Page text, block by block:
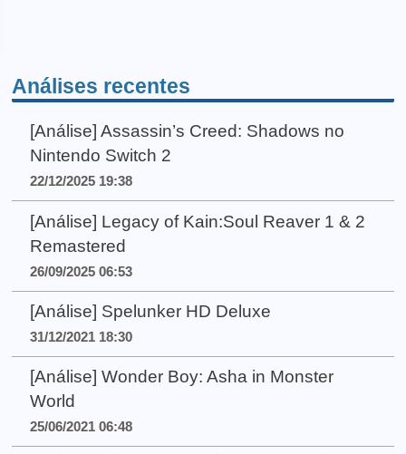
Análises recentes
[Análise] Assassin’s Creed: Shadows no
Nintendo Switch 2
22/12/2025 19:38
[Análise] Legacy of Kain:Soul Reaver 1 & 2
Remastered
26/09/2025 06:53
[Análise] Spelunker HD Deluxe
31/12/2021 18:30
[Análise] Wonder Boy: Asha in Monster
World
25/06/2021 06:48